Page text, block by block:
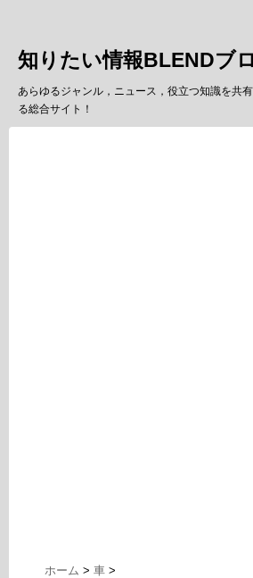
知りたい情報BLENDブ
あらゆるジャンル，ニュース，役立つ知識を共
る総合サイト！
ホーム > 車 >